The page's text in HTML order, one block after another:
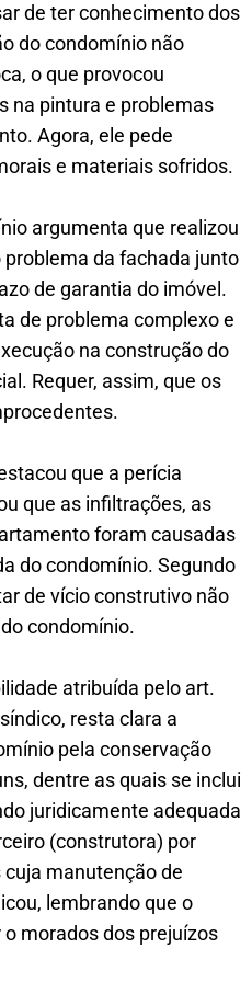
de ter conhecimento dos
do condomínio não
o que provocou
na pintura e problemas
Agora, ele pede
e materiais sofridos.
argumenta que realizou
da fachada junto
de garantia do imóvel.
de problema complexo e
na construção do
Requer, assim, que os
que a perícia
que as infiltrações, as
foram causadas
do condomínio. Segundo
de vício construtivo não
condomínio.
atribuída pelo art.
resta clara a
pela conservação
dentre as quais se inclui
juridicamente adequada
(construtora) por
manutenção de
lembrando que o
morados dos prejuízos